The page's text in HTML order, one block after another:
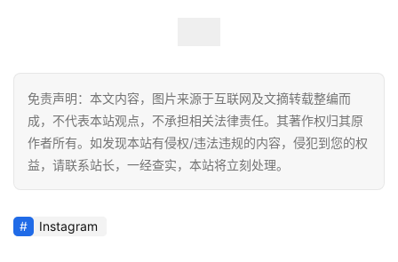
免责声明：本文内容，图片来源于互联网及文摘转载整编而
成，不代表本站观点，不承担相关法律责任。其著作权归其原
作者所有。如发现本站有侵权/违法违规的内容，侵犯到您的权
益，请联系站长，一经查实，本站将立刻处理。
Instagram